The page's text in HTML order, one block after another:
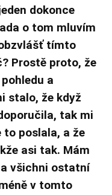
dokonce
o tom mluvím
tímto
Prostě proto, že
a
stalo, že když
tak mi
to poslala, a že
asi tak. Mám
a všichni ostatní
v tomto